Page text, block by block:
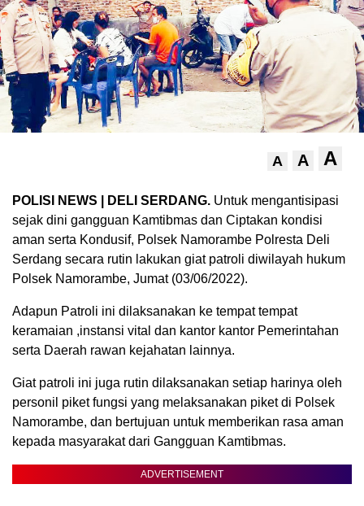
A A A
POLISI NEWS | DELI SERDANG. Untuk mengantisipasi
sejak dini gangguan Kamtibmas dan Ciptakan kondisi
aman serta Kondusif, Polsek Namorambe Polresta Deli
Serdang secara rutin lakukan giat patroli diwilayah hukum
Polsek Namorambe, Jumat (03/06/2022).
Adapun Patroli ini dilaksanakan ke tempat tempat
keramaian ,instansi vital dan kantor kantor Pemerintahan
serta Daerah rawan kejahatan lainnya.
Giat patroli ini juga rutin dilaksanakan setiap harinya oleh
personil piket fungsi yang melaksanakan piket di Polsek
Namorambe, dan bertujuan untuk memberikan rasa aman
kepada masyarakat dari Gangguan Kamtibmas.
ADVERTISEMENT